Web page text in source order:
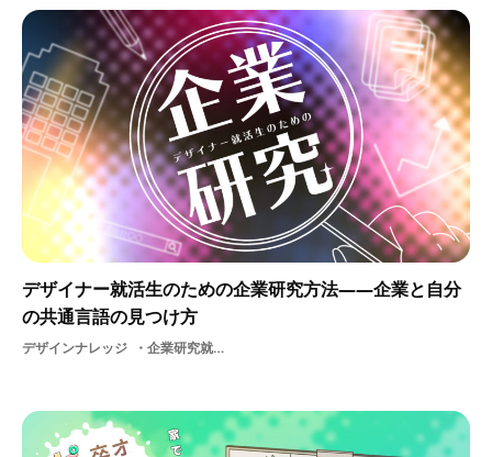
デザイナー就活生のための企業研究方法――企業と自分
の共通言語の見つけ方
デザインナレッジ 企業研究就職活動